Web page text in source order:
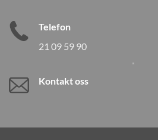
Telefon
21 09 59 90
Kontakt oss